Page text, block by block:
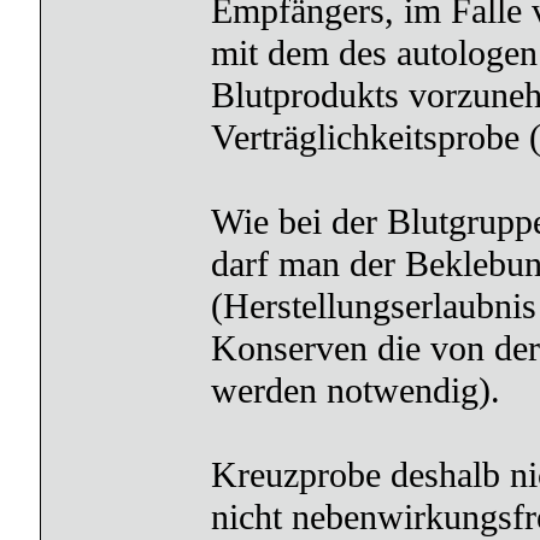
Empfängers, im Falle
mit dem des autologen
Blutprodukts
Verträglichkeitsprobe
Wie bei der
darf man der
Konserven die von
werden notwendig).
Kreuzprobe deshalb
nicht